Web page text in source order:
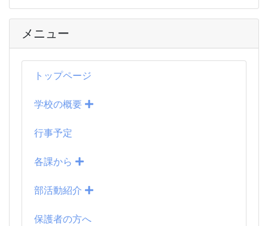
メニュー
トップページ
学校の概要
行事予定
各課から
部活動紹介
保護者の方へ